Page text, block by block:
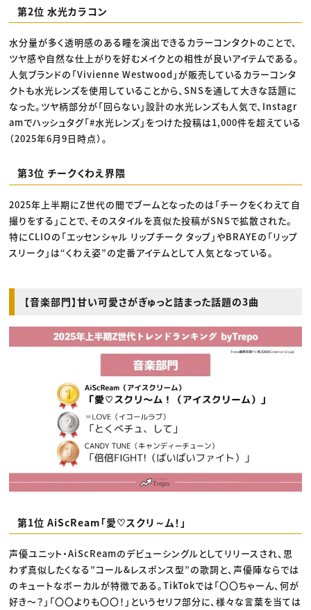
第2位 水光カラコン
水分量が多く透明感のある瞳を演出できるカラーコンタクトのことで、
ツヤ感や自然な仕上がりを好むメイクとの相性が良いアイテムである。
人気ブランドの「Vivienne Westwood」が販売しているカラーコンタ
クトも水光レンズを使用していることから、SNSを通して大きな話題に
なった。ツヤ柄部分が「回らない」設計の水光レンズも人気で、Instagr
amでハッシュタグ「#水光レンズ」をつけた投稿は1,000件を超えている
（2025年6月9日時点）。
第3位 チークくわえ界隈
2025年上半期にZ世代の間でブームとなったのは「チークをくわえて自
撮りをする」ことで、そのスタイルを真似た投稿がSNSで拡散された。
特にCLIOの「エッセンシャル リップチーク タップ」やBRAYEの「リップ
スリーク」は“くわえ姿”の定番アイテムとして人気となっている。
【音楽部門】甘い可愛さがぎゅっと詰まった話題の3曲
第1位 AiScReam「愛♡スクリ～ム！」
声優ユニット・AiScReamのデビューシングルとしてリリースされ、思
わず真似したくなる”コール&レスポンス型”の歌詞と、声優陣ならでは
のキュートなボーカルが特徴である。TikTokでは「〇〇ちゃーん、何が
好き〜？」「〇〇よりも〇〇！」というセリフ部分に、様々な言葉を当ては